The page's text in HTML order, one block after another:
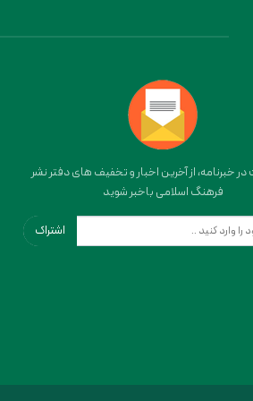
خبرنامه، از آخرین اخبار و تخفیف های دفتر نشر
فرهنگ اسلامی باخبر شوید
اشتراک